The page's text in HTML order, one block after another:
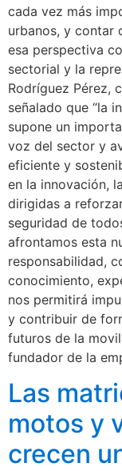
cada vez más
urbanos, y contar
esa perspectiva
sectorial y la
Rodríguez Pérez,
señalado que “la
supone un
voz del sector y
eficiente y
en la innovación,
dirigidas a
seguridad de
afrontamos esta
responsabilidad,
conocimiento,
nos permitirá
y contribuir de
futuros de la
fundador de la
Las
motos y
crecen